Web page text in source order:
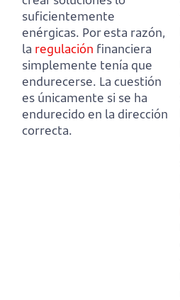
suficientemente
enérgicas. Por esta razón,
la regulación financiera
simplemente tenía que
endurecerse. La cuestión
es únicamente si se ha
endurecido en la dirección
correcta.